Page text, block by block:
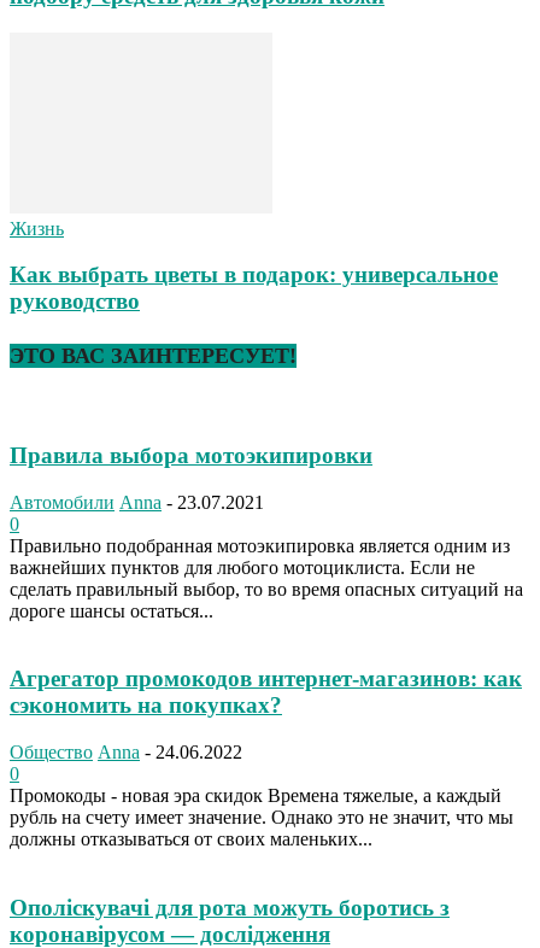
Жизнь
Как выбрать цветы в подарок: универсальное
руководство
ЭТО ВАС ЗАИНТЕРЕСУЕТ!
Правила выбора мотоэкипировки
Автомобили Anna - 23.07.2021
0
Правильно подобранная мотоэкипировка является одним из
важнейших пунктов для любого мотоциклиста. Если не
сделать правильный выбор, то во время опасных ситуаций на
дороге шансы остаться...
Агрегатор промокодов интернет-магазинов: как
сэкономить на покупках?
Общество Anna - 24.06.2022
0
Промокоды - новая эра скидок Времена тяжелые, а каждый
рубль на счету имеет значение. Однако это не значит, что мы
должны отказываться от своих маленьких...
Ополіскувачі для рота можуть боротись з
коронавірусом — дослідження